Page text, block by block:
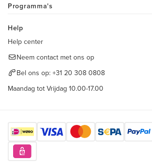
Programma's
Help
Help center
Neem contact met ons op
Bel ons op: +31 20 308 0808
Maandag tot Vrijdag 10.00-17.00